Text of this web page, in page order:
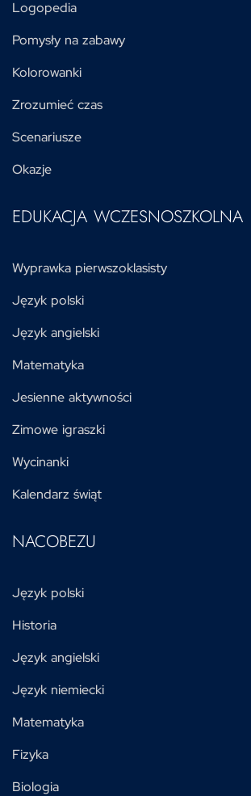
Logopedia
Pomysły na zabawy
Kolorowanki
Zrozumieć czas
Scenariusze
Okazje
EDUKACJA WCZESNOSZKOLNA
Wyprawka pierwszoklasisty
Język polski
Język angielski
Matematyka
Jesienne aktywności
Zimowe igraszki
Wycinanki
Kalendarz świąt
NACOBEZU
Język polski
Historia
Język angielski
Język niemiecki
Matematyka
Fizyka
Biologia